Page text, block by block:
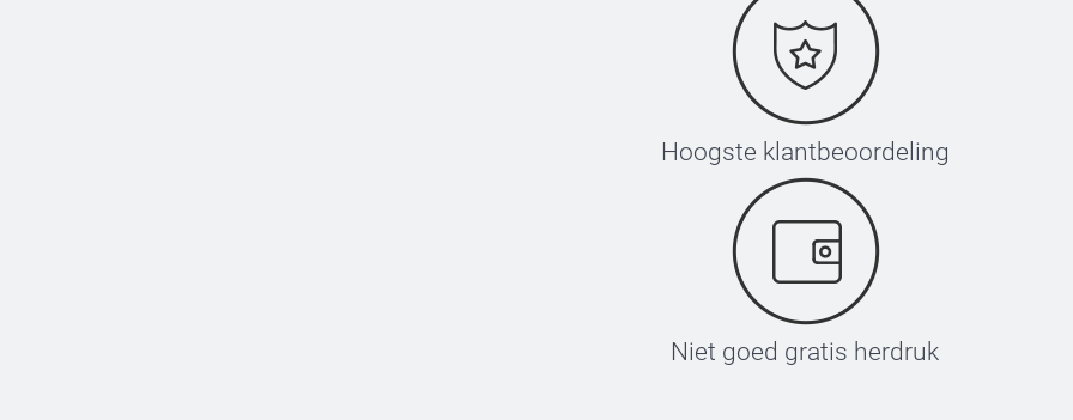
Hoogste klantbeoordeling
Niet goed gratis herdruk